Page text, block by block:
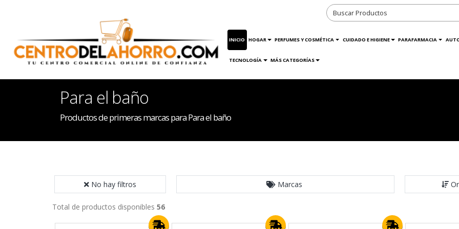
INICIO HOGAR PERFUMES Y COSMÉTICA CUIDADO E HIGIENE PARAFARMACIA
TECNOLOGÍA MÁS CATEGORÍAS
Para el baño
Productos de primeras marcas para Para el baño
No hay filtros Marcas
Total de productos disponibles 56